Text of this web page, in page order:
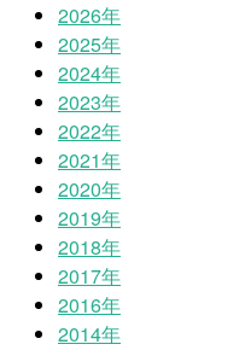
2026年
2025年
2024年
2023年
2022年
2021年
2020年
2019年
2018年
2017年
2016年
2014年